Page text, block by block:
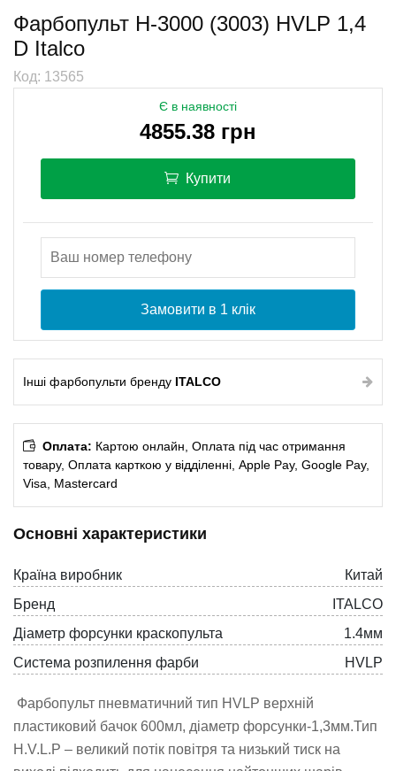
Фарбопульт H-3000 (3003) HVLP 1,4
D Italco
Код: 13565
Є в наявності
4855.38 грн
Купити
Замовити в 1 клік
Інші фарбопульти бренду ITALCO
Оплата: Картою онлайн, Оплата під час отримання
товару, Оплата карткою у відділенні, Apple Pay, Google Pay,
Visa, Mastercard
Основні характеристики
Країна виробник
Китай
Бренд
ITALCO
Діаметр форсунки краскопульта
1.4мм
Система розпилення фарби
HVLP
Фарбопульт пневматичний тип HVLP верхній
пластиковий бачок 600мл, діаметр форсунки-1,3мм.Тип
H.V.L.P – великий потік повітря та низький тиск на